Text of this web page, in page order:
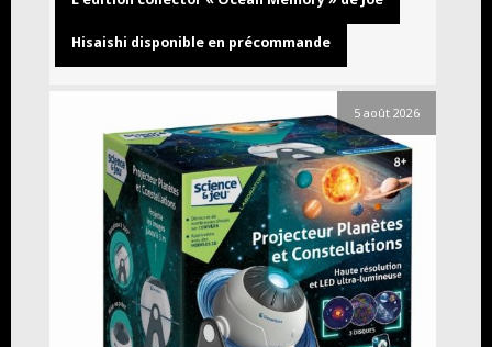
Hisaishi disponible en précommande
5 août 2026